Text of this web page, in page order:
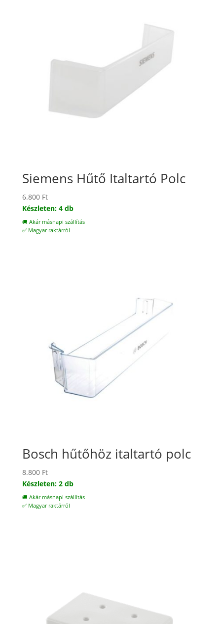
Siemens Hűtő Italtartó Polc
6.800 Ft
Készleten: 4 db
🚚 Akár másnapi szállítás
✅ Magyar raktárról
Bosch hűtőhöz italtartó polc
8.800 Ft
Készleten: 2 db
🚚 Akár másnapi szállítás
✅ Magyar raktárról